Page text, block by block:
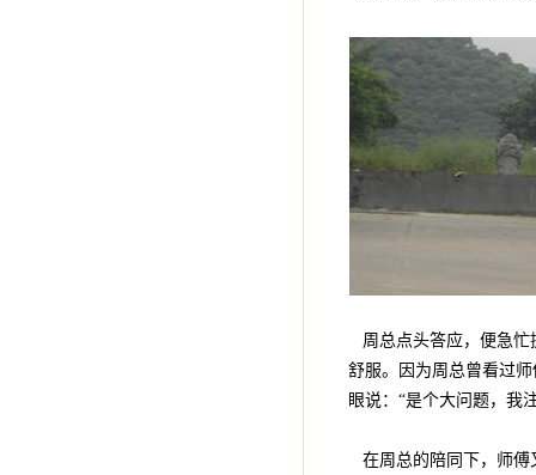
周总点头答应，便急忙
舒服。因为周总曾看过
眼说：“是个大问题，我
在周总的陪同下，师傅